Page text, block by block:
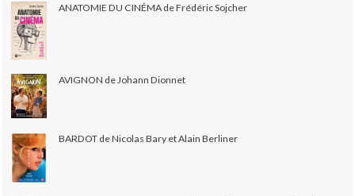
ANATOMIE DU CINÉMA de Frédéric Sojcher
AVIGNON de Johann Dionnet
BARDOT de Nicolas Bary et Alain Berliner